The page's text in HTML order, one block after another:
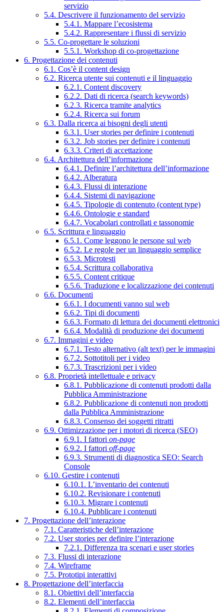
servizio
5.4. Descrivere il funzionamento del servizio
5.4.1. Mappare l’ecosistema
5.4.2. Rappresentare i flussi di servizio
5.5. Co-progettare le soluzioni
5.5.1. Workshop di co-progettazione
6. Progettazione dei contenuti
6.1. Cos’è il content design
6.2. Ricerca utente sui contenuti e il linguaggio
6.2.1. Content discovery
6.2.2. Dati di ricerca (search keywords)
6.2.3. Ricerca tramite analytics
6.2.4. Ricerca sui forum
6.3. Dalla ricerca ai bisogni degli utenti
6.3.1. User stories per definire i contenuti
6.3.2. Job stories per definire i contenuti
6.3.3. Criteri di accettazione
6.4. Architettura dell’informazione
6.4.1. Definire l’architettura dell’informazione
6.4.2. Alberatura
6.4.3. Flussi di interazione
6.4.4. Sistemi di navigazione
6.4.5. Tipologie di contenuto (content type)
6.4.6. Ontologie e standard
6.4.7. Vocabolari controllati e tassonomie
6.5. Scrittura e linguaggio
6.5.1. Come leggono le persone sul web
6.5.2. Le regole per un linguaggio semplice
6.5.3. Microtesti
6.5.4. Scrittura collaborativa
6.5.5. Content critique
6.5.6. Traduzione e localizzazione dei contenuti
6.6. Documenti
6.6.1. I documenti vanno sul web
6.6.2. Tipi di documenti
6.6.3. Formato di lettura dei documenti elettronici
6.6.4. Modalità di produzione dei documenti
6.7. Immagini e video
6.7.1. Testo alternativo (alt text) per le immagini
6.7.2. Sottotitoli per i video
6.7.3. Trascrizioni per i video
6.8. Proprietà intellettuale e privacy
6.8.1. Pubblicazione di contenuti prodotti dalla
Pubblica Amministrazione
6.8.2. Pubblicazione di contenuti non prodotti
dalla Pubblica Amministrazione
6.8.3. Consenso dei soggetti ritratti
6.9. Ottimizzazione per i motori di ricerca (SEO)
6.9.1. I fattori on-page
6.9.2. I fattori off-page
6.9.3. Strumenti di diagnostica SEO: Search
Console
6.10. Gestire i contenuti
6.10.1. L’inventario dei contenuti
6.10.2. Revisionare i contenuti
6.10.3. Migrare i contenuti
6.10.4. Pubblicare i contenuti
7. Progettazione dell’interazione
7.1. Caratteristiche dell’interazione
7.2. User stories per definire l’interazione
7.2.1. Differenza tra scenari e user stories
7.3. Flussi di interazione
7.4. Wireframe
7.5. Prototipi interattivi
8. Progettazione dell’interfaccia
8.1. Obiettivi dell’interfaccia
8.2. Elementi dell’interfaccia